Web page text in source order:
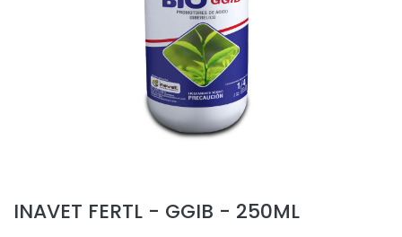
INAVET FERTL - GGIB - 250ML